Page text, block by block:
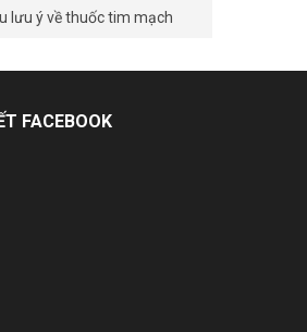
lưu ý về thuốc tim mạch
FACEBOOK